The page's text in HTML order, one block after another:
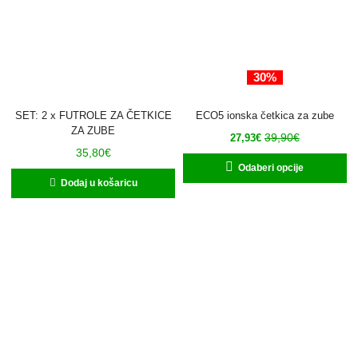
SET: 2 x FUTROLE ZA ČETKICE
ZA ZUBE
35,80€
Dodaj u košaricu
30%
ECO5 ionska četkica za zube
27,93€ 39,90€
Odaberi opcije